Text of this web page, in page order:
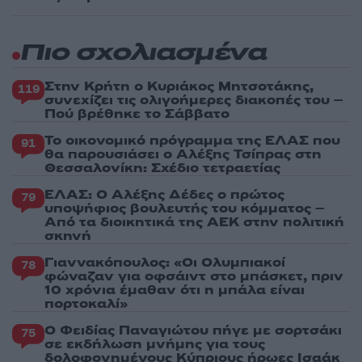
Πιο σχολιασμένα
119 Στην Κρήτη ο Κυριάκος Μητσοτάκης,
συνεχίζει τις ολιγοήμερες διακοπές του –
Πού βρέθηκε το Σάββατο
91 Το οικονομικό πρόγραμμα της ΕΛΑΣ που
θα παρουσιάσει ο Αλέξης Τσίπρας στη
Θεσσαλονίκη: Σχέδιο τετραετίας
79 ΕΛΑΣ: Ο Αλέξης Δέδες ο πρώτος
υποψήφιος βουλευτής του κόμματος –
Από τα διοικητικά της ΑΕΚ στην πολιτική
σκηνή
78 Γιαννακόπουλος: «Οι Ολυμπιακοί
φώναζαν για οφσάιντ στο μπάσκετ, πριν
10 χρόνια έμαθαν ότι η μπάλα είναι
πορτοκαλί»
75 Ο Φειδίας Παναγιώτου πήγε με σορτσάκι
σε εκδήλωση μνήμης για τους
δολοφονημένους Κύπριους ήρωες Ισαάκ